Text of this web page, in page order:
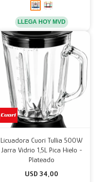
LLEGA HOY MVD
Licuadora Cuori Tullia 500W
Jarra Vidrio 1,5L Pica Hielo -
Plateado
USD 34,00